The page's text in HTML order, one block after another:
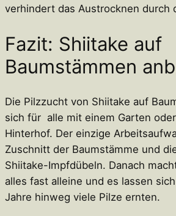
verhindert das Austrocknen durch
Fazit: Shiitake auf
Baumstämmen
Die Pilzzucht von Shiitake auf
sich für alle mit einem Garten
Hinterhof. Der einzige
Zuschnitt der Baumstämme und
Shiitake-Impfdübeln. Danach
alles fast alleine und es lassen
Jahre hinweg viele Pilze ernten.